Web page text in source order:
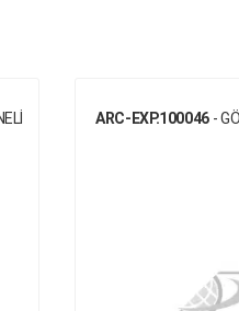
ARC-EXP.100046 -